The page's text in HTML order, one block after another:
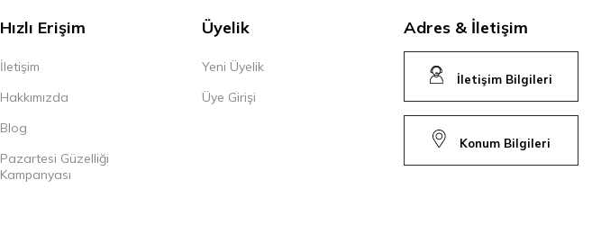
Hızlı Erişim
İletişim
Hakkımızda
Blog
Pazartesi Güzelliği
Kampanyası
Üyelik
Yeni Üyelik
Üye Girişi
Adres & İletişim
İletişim Bilgileri
Konum Bilgileri